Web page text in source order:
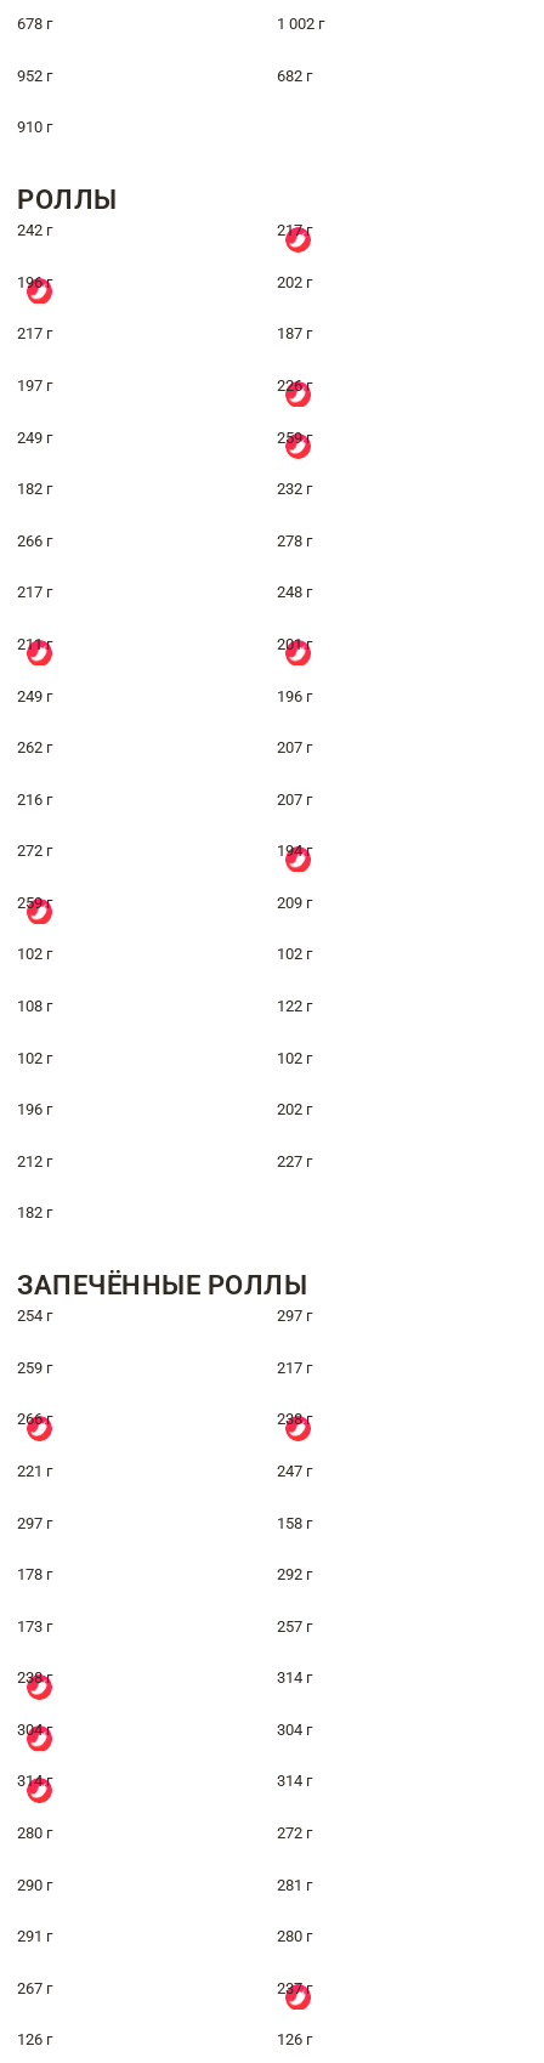
678 г 1 002 г
952 г 682 г
910 г
РОЛЛЫ
242 г 217 г
196 г 202 г
217 г 187 г
197 г 226 г
249 г 259 г
182 г 232 г
266 г 278 г
217 г 248 г
211 г 201 г
249 г 196 г
262 г 207 г
216 г 207 г
272 г 194 г
259 г 209 г
102 г 102 г
108 г 122 г
102 г 102 г
196 г 202 г
212 г 227 г
182 г
ЗАПЕЧЁННЫЕ РОЛЛЫ
254 г 297 г
259 г 217 г
266 г 238 г
221 г 247 г
297 г 158 г
178 г 292 г
173 г 257 г
238 г 314 г
304 г 304 г
314 г 314 г
280 г 272 г
290 г 281 г
291 г 280 г
267 г 237 г
126 г 126 г